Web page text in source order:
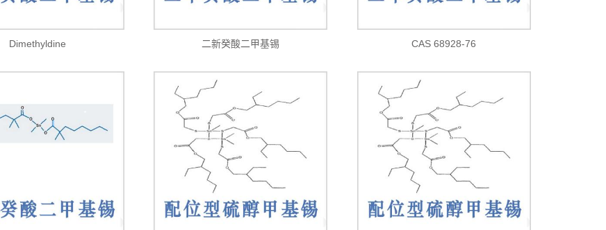
Dimethyldine 二新癸酸二甲基锡 CAS 68928-76